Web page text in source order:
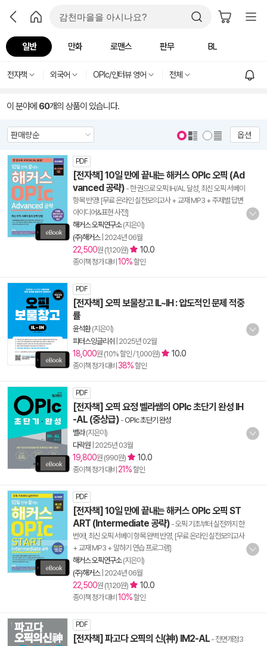
일반 만화 로맨스 판무 BL
전자책 외국어 OPIc/인터뷰 영어 전체
이 분야에 60개의 상품이 있습니다.
옵션
PDF
[전자책] 10일 만에 끝내는 해커스 OPIc 오픽 (Ad
vanced 공략) - 한 권으로 오픽 IH/AL 달성, 최신 오픽 서베이
항목 반영! [무료 온라인 실전모의고사 + 교재 MP3 + 주제별 답변
아이디어&표현 사전]
해커스 오픽연구소(지은이)
(주)해커스| 2024년 06월
22,500원 (1,120원) 10.0
종이책 정가 대비 10%할인
PDF
[전자책] 오픽 보물창고 IL~IH : 압도적인 문제 적중
률
윤석환(지은이)
피터스잉글리쉬 2025년 02월
18,000원 (10% 할인 / 1,000원) 10.0
종이책 정가 대비 38%할인
PDF
[전자책] 오픽 요정 벨라쌤의 OPIc 초단기 완성 IH
-AL (중상급) -OPIc 초단기 완성
벨라(지은이)
다락원 2025년 03월
19,800원 (990원) 10.0
종이책 정가 대비 21%할인
PDF
[전자책] 10일 만에 끝내는 해커스 OPIc 오픽 ST
ART (Intermediate 공략) - 오픽 기초부터 실전까지 한
번에!, 최신 오픽 서베이 항목 완벽 반영, [무료 온라인 실전모의고사
+ 교재 MP3 + 말하기 연습 프로그램]
해커스 오픽연구소(지은이)
(주)해커스| 2024년 06월
22,500원 (1,120원) 10.0
종이책 정가 대비 10%할인
PDF
[전자책] 파고다 오픽의 신(神) IM2-AL - 전면개정3